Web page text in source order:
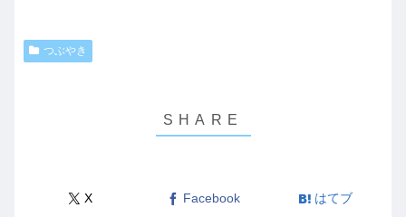
つぶやき
X Facebook はてブ